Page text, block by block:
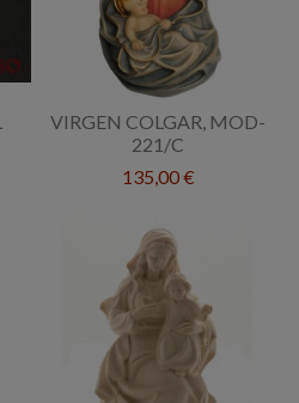
VIRGEN COLGAR, MOD-
221/C
135,00 €